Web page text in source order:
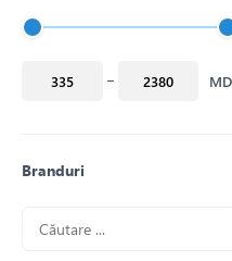
Branduri